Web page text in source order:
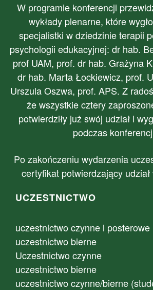
W programie konferencji
wykłady plenarne, które
specjalistki w dziedzinie terapii
psychologii edukacyjnej: dr hab.
prof UAM, prof. dr hab. Grażyna
dr hab. Marta Łockiewicz, prof.
Urszula Oszwa, prof. APS. Z
że wszystkie cztery
potwierdziły już swój udział i
podczas
Po zakończeniu wydarzenia
certyfikat potwierdzający
UCZESTNICTWO
uczestnictwo czynne i posterowe
uczestnictwo bierne
Uczestnictwo czynne
uczestnictwo bierne
uczestnictwo czynne/bierne